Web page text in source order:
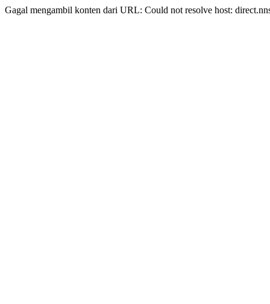
Gagal mengambil konten dari URL: Could not resolve host: